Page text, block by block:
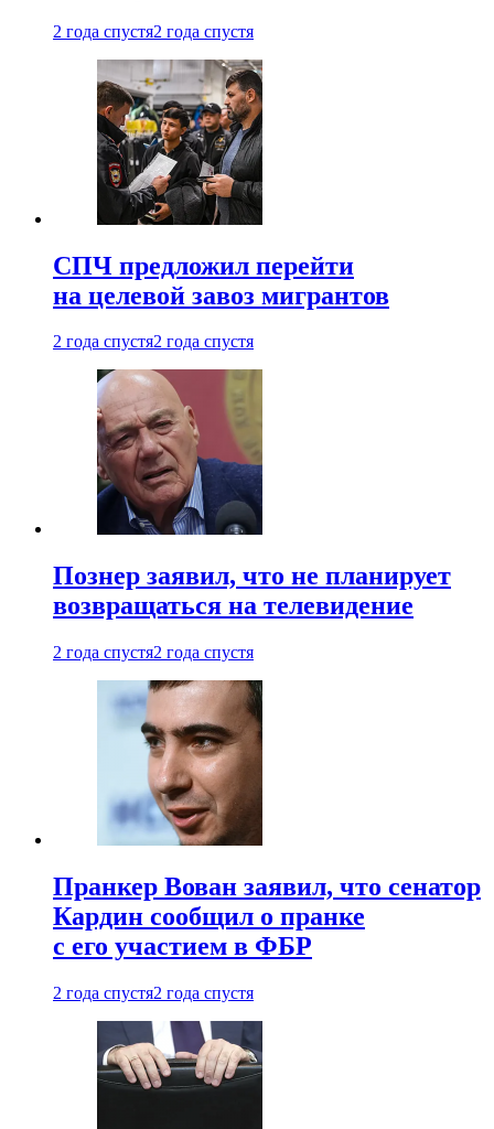
2 года спустя2 года спустя
СПЧ предложил перейти
на целевой завоз мигрантов
2 года спустя2 года спустя
Познер заявил, что не планирует
возвращаться на телевидение
2 года спустя2 года спустя
Пранкер Вован заявил, что сенатор
Кардин сообщил о пранке
с его участием в ФБР
2 года спустя2 года спустя